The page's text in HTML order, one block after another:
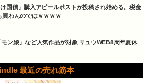
け国債」購入アピールポストが投稿され始める。税金
買わんのではｗｗｗｗ
モン娘」など人気作品が対象 リュウWEB8周年夏休
最近の売れ筋本